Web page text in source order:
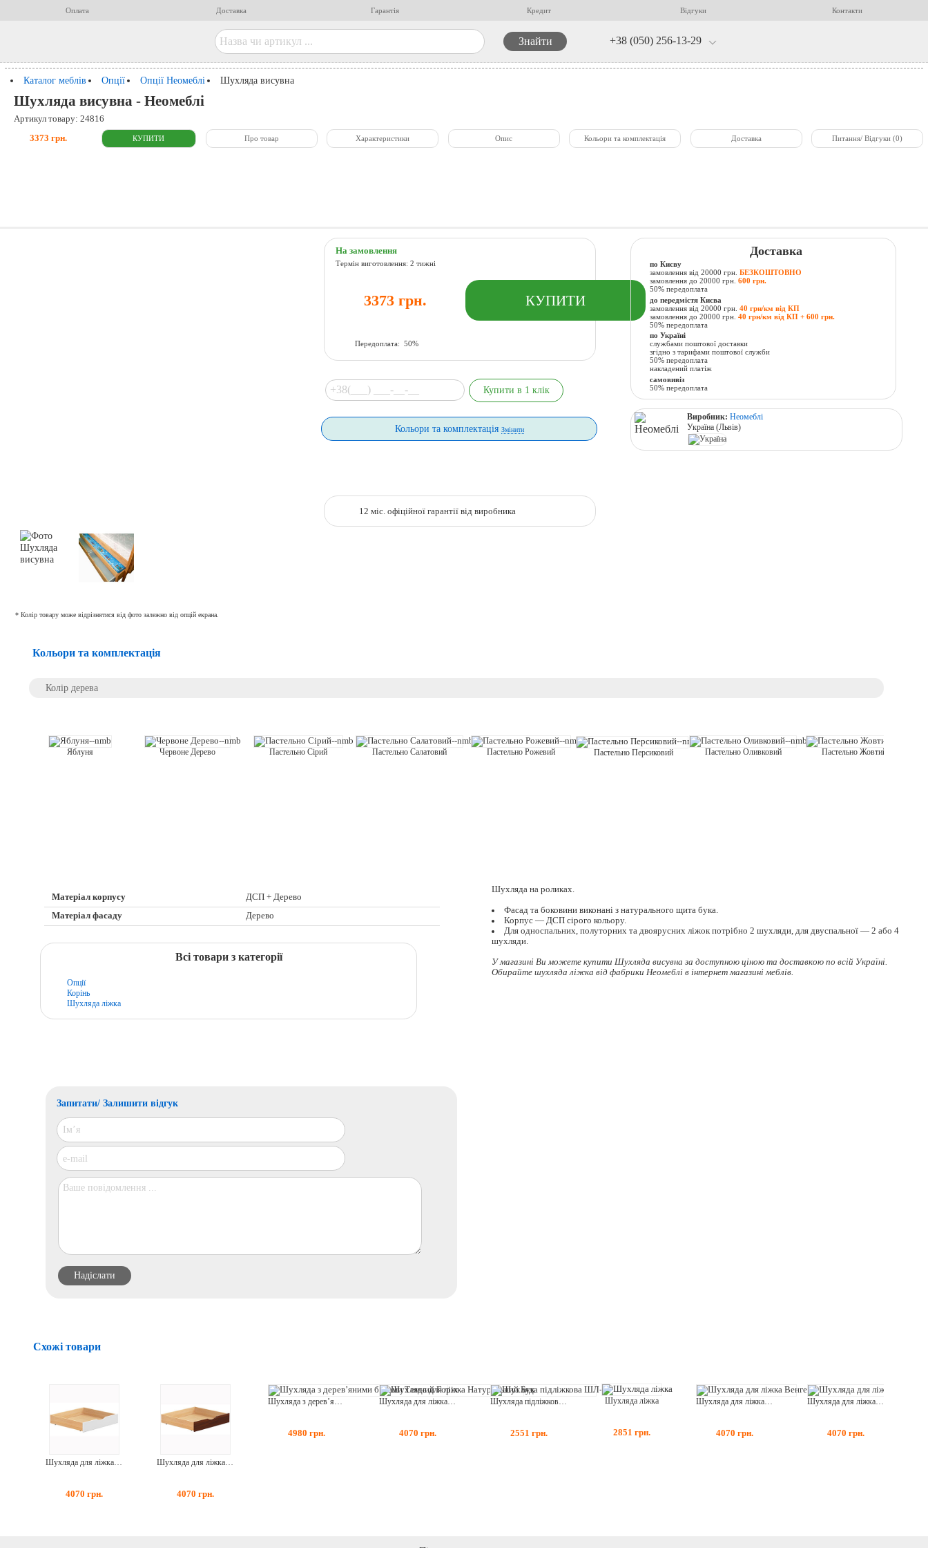
Оплата Доставка Гарантія Кредит Відгуки Контакти
+38 (050) 256-13-29
Каталог меблів Опції Опції Неомеблі Шухляда висувна
Шухляда висувна - Неомеблі
Артикул товару: 24816
3373 грн. Про товар Характеристики Опис Кольори та комплектація Доставка Питання/ Відгуки (0)
* Колір товару може відрізнятися від фото залежно від опцій екрана.
На замовлення
Термін виготовлення: 2 тижні
3373 грн.
Передоплата: 50%
Кольори та комплектація Змінити
12 міс. офіційної гарантії від виробника
Доставка
по Києву
замовлення від 20000 грн. БЕЗКОШТОВНО
замовлення до 20000 грн. 600 грн.
50% передоплата
до передмістя Києва
замовлення від 20000 грн. 40 грн/км від КП
замовлення до 20000 грн. 40 грн/км від КП + 600 грн.
50% передоплата
по Україні
службами поштової доставки
згідно з тарифами поштової служби
50% передоплата
накладений платіж
самовивіз
50% передоплата
Виробник: Неомеблі
Україна (Львів)
Кольори та комплектація
Колір дерева
Яблуня Червоне Дерево Пастельно Сірий Пастельно Салатовий Пастельно Рожевий Пастельно Персиковий Пастельно Оливковий Пастельно Жовтий
Матеріал корпусу
ДСП + Дерево
Матеріал фасаду
Дерево
Всі товари з категорії
Опції
Корінь
Шухляда ліжка
Шухляда на роликах.
Фасад та боковини виконані з натурального щита бука.
Корпус — ДСП сірого кольору.
Для односпальних, полуторних та двоярусних ліжок потрібно 2 шухляди, для двуспальної — 2 або 4
шухляди.
У магазині Ви можете купити Шухляда висувна за доступною ціною та доставкою по всій Україні.
Обирайте шухляда ліжкавід фабрики Неомеблі в інтернет магазині меблів.
Запитати/ Залишити відгук
Схожі товари
4070 грн. 4070 грн.
4980 грн. 4070 грн. 2551 грн.
Шухляда ліжка
2851 грн. 4070 грн. 4070 грн.